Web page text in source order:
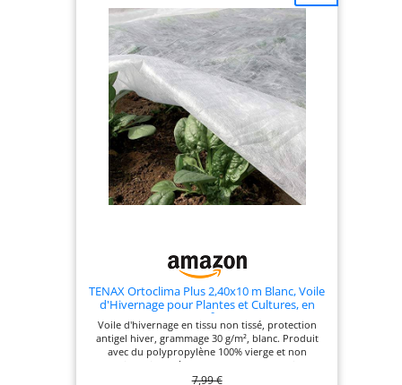
TENAX Ortoclima Plus 2,40x10 m Blanc, Voile
d'Hivernage pour Plantes et Cultures, en
Tissu Non Tissé 30 g/m², Protège les Plantes,
Fleurs et Légumes du Froid, du Gel et du
Vent
Voile d'hivernage en tissu non tissé, protection
antigel hiver, grammage 30 g/m², blanc. Produit
avec du polypropylène 100% vierge et non
toxique, il n'altère pas la saveur des fruits.
Stabilisé aux UV, il ne se détériore pas et reste
7,99 €